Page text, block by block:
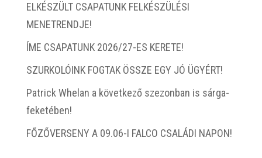
ELKÉSZÜLT CSAPATUNK FELKÉSZÜLÉSI
MENETRENDJE!
ÍME CSAPATUNK 2026/27-ES KERETE!
SZURKOLÓINK FOGTAK ÖSSZE EGY JÓ ÜGYÉRT!
Patrick Whelan a következő szezonban is sárga-
feketében!
FŐZŐVERSENY A 09.06-I FALCO CSALÁDI NAPON!